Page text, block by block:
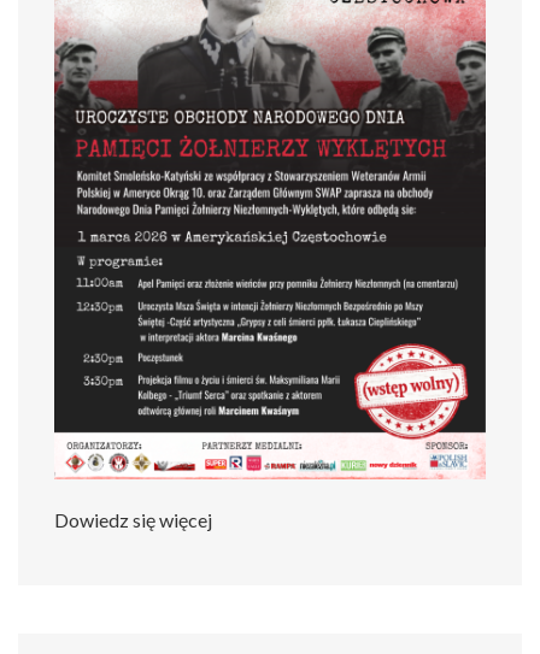
Dowiedz się więcej